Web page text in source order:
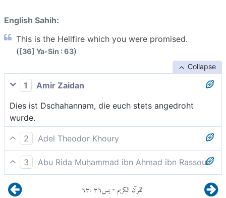
English Sahih:
This is the Hellfire which you were promised.
([36] Ya-Sin : 63)
Collapse
1
Amir Zaidan
Dies ist Dschahannam, die euch stets angedroht
wurde.
2
Adel Theodor Khoury
Das ist die Hölle, die euch immer wieder angedroht
wurde.
3
Abu Rida Muhammad ibn Ahmad ibn Rassoul
Das ist Gahannam, die euch angedroht wurde
القرآن الكريم - يس٣٦:٦٣